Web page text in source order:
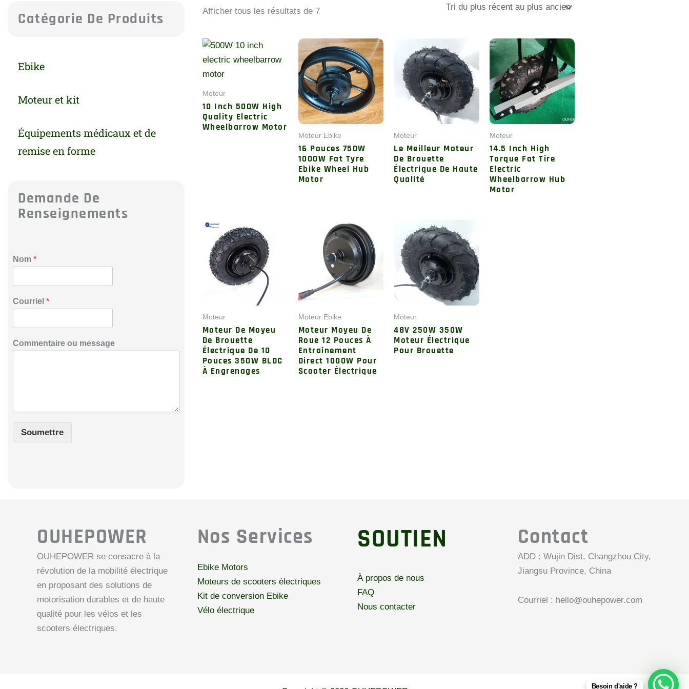
Catégorie De Produits
Ebike
Moteur et kit
Équipements médicaux et de
remise en forme
Demande De
Renseignements
*
C
m
e
t
i
Nom *
Courriel *
Commentaire ou message
Soumettre
Afficher tous les résultats de 7par
Moteur
10 Inch 500W High
Quality Electric
Wheelbarrow Motor
Moteur Ebike
16 Pouces 750W
1000W Fat Tyre
Ebike Wheel Hub
Motor
Moteur
Le Meilleur Moteur
De Brouette
Électrique De Haute
Qualité
Moteur
14.5 Inch High
Torque Fat Tire
Electric
Wheelbarrow Hub
Motor
Moteur
Moteur De Moyeu
De Brouette
Électrique De 10
Pouces 350W BLDC
À Engrenages
Moteur Ebike
Moteur Moyeu De
Roue 12 Pouces À
Entraînement
Direct 1000W Pour
Scooter Électrique
Moteur
48V 250W 350W
Moteur Électrique
Pour Brouette
OUHEPOWER
OUHEPOWER se consacre à la
révolution de la mobilité électrique
en proposant des solutions de
motorisation durables et de haute
qualité pour les vélos et les
scooters électriques.
Nos Services
Ebike Motors
Moteurs de scooters électriques
Kit de conversion Ebike
Vélo électrique
SOUTIEN
À propos de nous
FAQ
Nous contacter
Contact
ADD : Wujin Dist, Changzhou City,
Jiangsu Province, China
Courriel : hello@ouhepower.com
Besoin d'aide ?